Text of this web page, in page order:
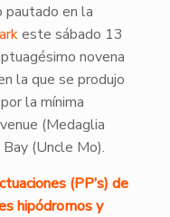
pautado en la
este sábado 13
novena
la que se produjo
la mínima
(Medaglia
(Uncle Mo).
(PP’s) de
hipódromos y